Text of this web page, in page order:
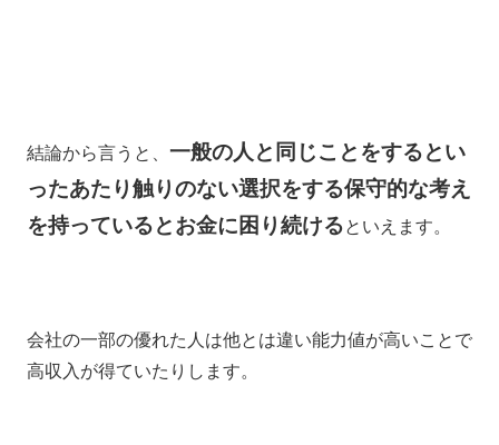
結論から言うと、 一般の人と同じことをするとい
ったあたり触りのない選択をする保守的な考え
を持っているとお金に困り続けるといえます。
会社の一部の優れた人は他とは違い能力値が高いことで
高収入が得ていたりします。